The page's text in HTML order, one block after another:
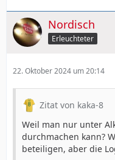
Nordisch
Erleuchteter
22. Oktober 2024 um 20:14
Zitat von kaka-8
Weil man nur unter
durchmachen kann?
beteiligen, aber die